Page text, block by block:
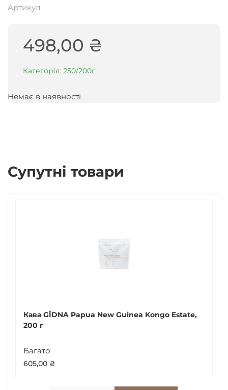
Артикул:
498,00 ₴
Категорія: 250/200г
Немає в наявності
Супутні товари
Кава GЇDNA Papua New Guinea Kongo Estate,
200 г
Багато
605,00 ₴